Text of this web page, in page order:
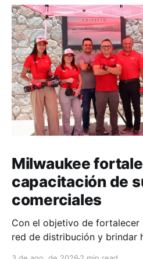
Milwaukee
capacitación de
comerciales
Con el objetivo de fortalecer
red de distribución y brindar